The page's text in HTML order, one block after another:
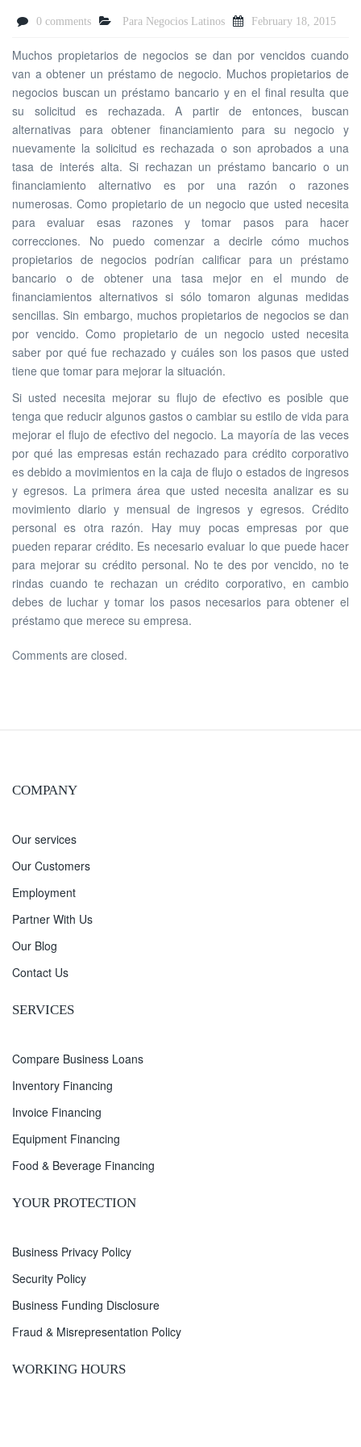
0 comments Para Negocios Latinos February 18, 2015
Muchos propietarios de negocios se dan por vencidos cuando
van a obtener un préstamo de negocio. Muchos propietarios de
negocios buscan un préstamo bancario y en el final resulta que
su solicitud es rechazada. A partir de entonces, buscan
alternativas para obtener financiamiento para su negocio y
nuevamente la solicitud es rechazada o son aprobados a una
tasa de interés alta. Si rechazan un préstamo bancario o un
financiamiento alternativo es por una razón o razones
numerosas. Como propietario de un negocio que usted necesita
para evaluar esas razones y tomar pasos para hacer
correcciones. No puedo comenzar a decirle cómo muchos
propietarios de negocios podrían calificar para un préstamo
bancario o de obtener una tasa mejor en el mundo de
financiamientos alternativos si sólo tomaron algunas medidas
sencillas. Sin embargo, muchos propietarios de negocios se dan
por vencido. Como propietario de un negocio usted necesita
saber por qué fue rechazado y cuáles son los pasos que usted
tiene que tomar para mejorar la situación.
Si usted necesita mejorar su flujo de efectivo es posible que
tenga que reducir algunos gastos o cambiar su estilo de vida para
mejorar el flujo de efectivo del negocio. La mayoría de las veces
por qué las empresas están rechazado para crédito corporativo
es debido a movimientos en la caja de flujo o estados de ingresos
y egresos. La primera área que usted necesita analizar es su
movimiento diario y mensual de ingresos y egresos. Crédito
personal es otra razón. Hay muy pocas empresas por que
pueden reparar crédito. Es necesario evaluar lo que puede hacer
para mejorar su crédito personal. No te des por vencido, no te
rindas cuando te rechazan un crédito corporativo, en cambio
debes de luchar y tomar los pasos necesarios para obtener el
préstamo que merece su empresa.
Comments are closed.
COMPANY
Our services
Our Customers
Employment
Partner With Us
Our Blog
Contact Us
SERVICES
Compare Business Loans
Inventory Financing
Invoice Financing
Equipment Financing
Food & Beverage Financing
YOUR PROTECTION
Business Privacy Policy
Security Policy
Business Funding Disclosure
Fraud & Misrepresentation Policy
WORKING HOURS